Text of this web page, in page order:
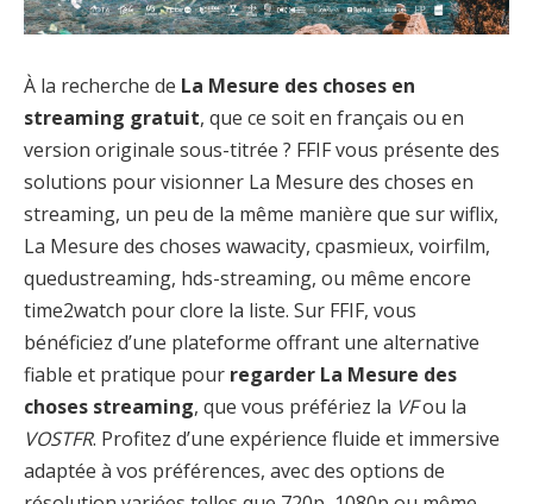
À la recherche de La Mesure des choses en
streaming gratuit, que ce soit en français ou en
version originale sous-titrée ? FFIF vous présente des
solutions pour visionner La Mesure des choses en
streaming, un peu de la même manière que sur wiflix,
La Mesure des choses wawacity, cpasmieux, voirfilm,
quedustreaming, hds-streaming, ou même encore
time2watch pour clore la liste. Sur FFIF, vous
bénéficiez d’une plateforme offrant une alternative
fiable et pratique pour regarder La Mesure des
choses streaming, que vous préfériez la VFou la
VOSTFR. Profitez d’une expérience fluide et immersive
adaptée à vos préférences, avec des options de